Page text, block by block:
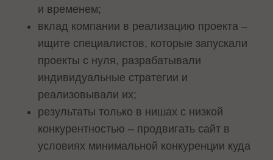
и временем;
вклад компании в реализацию проекта –
ищите специалистов, которые запускали
проекты с нуля, разрабатывали
индивидуальные стратегии и
реализовывали их;
результаты только в нишах с низкой
конкурентностью – продвигать сайт в
условиях минимальной конкуренции куда